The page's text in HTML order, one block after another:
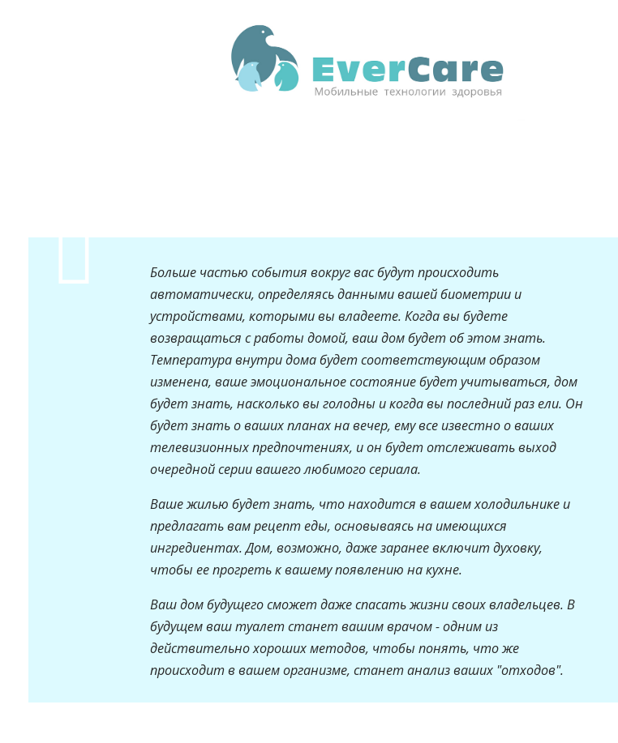
Больше частью события вокруг вас будут происходить
автоматически, определяясь данными вашей биометрии и
устройствами, которыми вы владеете. Когда вы будете
возвращаться с работы домой, ваш дом будет об этом знать.
Температура внутри дома будет соответствующим образом
изменена, ваше эмоциональное состояние будет учитываться, дом
будет знать, насколько вы голодны и когда вы последний раз ели. Он
будет знать о ваших планах на вечер, ему все известно о ваших
телевизионных предпочтениях, и он будет отслеживать выход
очередной серии вашего любимого сериала.
Ваше жилью будет знать, что находится в вашем холодильнике и
предлагать вам рецепт еды, основываясь на имеющихся
ингредиентах. Дом, возможно, даже заранее включит духовку,
чтобы ее прогреть к вашему появлению на кухне.
Ваш дом будущего сможет даже спасать жизни своих владельцев. В
будущем ваш туалет станет вашим врачом - одним из
действительно хороших методов, чтобы понять, что же
происходит в вашем организме, станет анализ ваших "отходов".